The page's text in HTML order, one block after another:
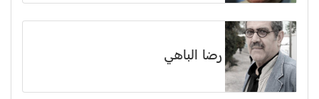
رضا الباهي